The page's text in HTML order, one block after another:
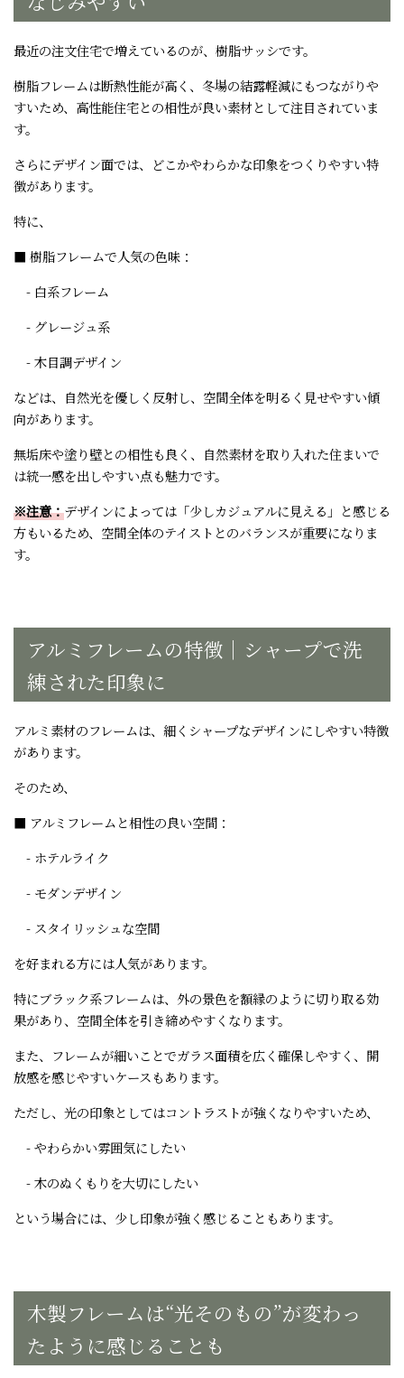
最近の注文住宅で増えているのが、樹脂サッシです。
樹脂フレームは断熱性能が高く、冬場の結露軽減にもつながりや
すいため、高性能住宅との相性が良い素材として注目されていま
す。
さらにデザイン面では、どこかやわらかな印象をつくりやすい特
徴があります。
特に、
■ 樹脂フレームで人気の色味：
- 白系フレーム
- グレージュ系
- 木目調デザイン
などは、自然光を優しく反射し、空間全体を明るく見せやすい傾
向があります。
無垢床や塗り壁との相性も良く、自然素材を取り入れた住まいで
は統一感を出しやすい点も魅力です。
※注意：デザインによっては「少しカジュアルに見える」と感じる
方もいるため、空間全体のテイストとのバランスが重要になりま
す。
アルミフレームの特徴｜シャープで洗
練された印象に
アルミ素材のフレームは、細くシャープなデザインにしやすい特徴
があります。
そのため、
■ アルミフレームと相性の良い空間：
- ホテルライク
- モダンデザイン
- スタイリッシュな空間
を好まれる方には人気があります。
特にブラック系フレームは、外の景色を額縁のように切り取る効
果があり、空間全体を引き締めやすくなります。
また、フレームが細いことでガラス面積を広く確保しやすく、開
放感を感じやすいケースもあります。
ただし、光の印象としてはコントラストが強くなりやすいため、
- やわらかい雰囲気にしたい
- 木のぬくもりを大切にしたい
という場合には、少し印象が強く感じることもあります。
木製フレームは“光そのもの”が変わっ
たように感じることも